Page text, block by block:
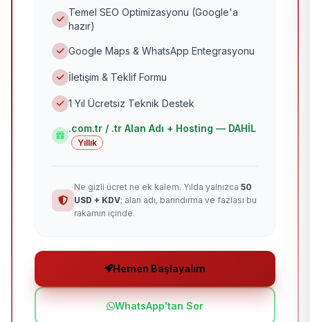
Temel SEO Optimizasyonu (Google'a
hazır)
Google Maps & WhatsApp Entegrasyonu
İletişim & Teklif Formu
1 Yıl Ücretsiz Teknik Destek
.com.tr / .tr Alan Adı + Hosting — DAHİL
Yıllık
Ne gizli ücret ne ek kalem. Yılda yalnızca 50
USD + KDV; alan adı, barındırma ve fazlası bu
rakamın içinde.
Hemen Başlayalım
WhatsApp'tan Sor